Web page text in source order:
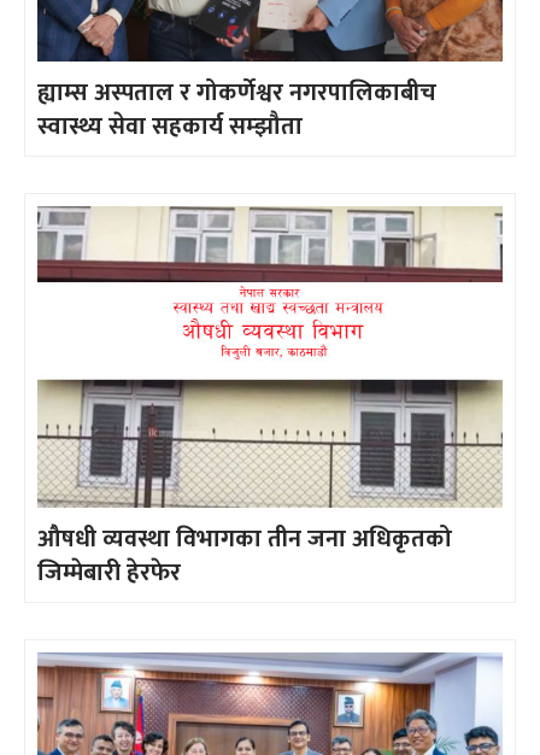
ह्याम्स अस्पताल र गोकर्णेश्वर नगरपालिकाबीच
स्वास्थ्य सेवा सहकार्य सम्झौता
औषधी व्यवस्था विभागका तीन जना अधिकृतको
जिम्मेबारी हेरफेर